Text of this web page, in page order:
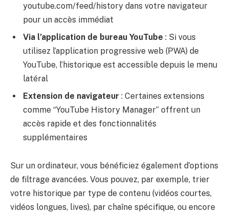
youtube.com/feed/history dans votre navigateur
pour un accès immédiat
Via l’application de bureau YouTube : Si vous
utilisez l’application progressive web (PWA) de
YouTube, l’historique est accessible depuis le menu
latéral
Extension de navigateur : Certaines extensions
comme “YouTube History Manager” offrent un
accès rapide et des fonctionnalités
supplémentaires
Sur un ordinateur, vous bénéficiez également d’options
de filtrage avancées. Vous pouvez, par exemple, trier
votre historique par type de contenu (vidéos courtes,
vidéos longues, lives), par chaîne spécifique, ou encore